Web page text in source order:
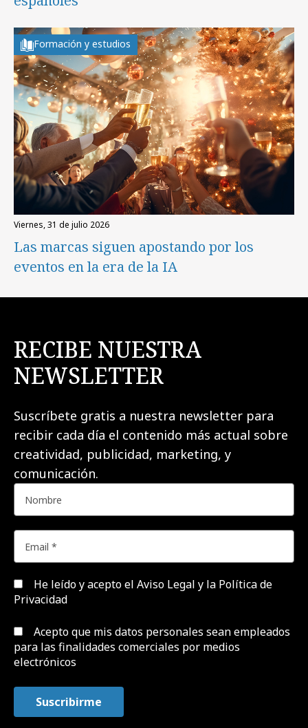
Formación y estudios
viernes, 31 de julio 2026
Las marcas siguen apostando por los
eventos en la era de la IA
RECIBE NUESTRA
NEWSLETTER
Suscríbete gratis a nuestra newsletter para
recibir cada día el contenido más actual sobre
creatividad, publicidad, marketing, y
comunicación.
He leído y acepto el Aviso Legal y la Política de
Privacidad
Acepto que mis datos personales sean empleados
para las finalidades comerciales por medios
electrónicos